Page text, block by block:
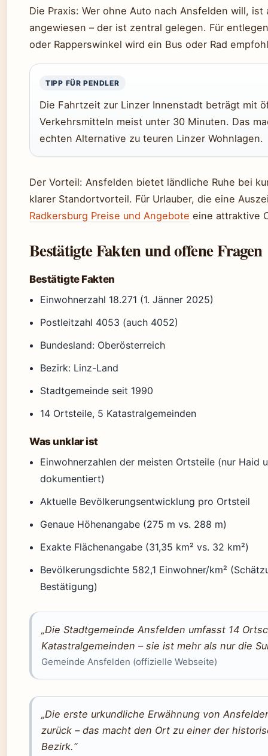
Die Praxis: Wer ohne Auto nach Ansfelden will, ist
angewiesen – der ist zentral gelegen. Für
oder Rapperswinkel wird ein Bus oder Rad
TIPP FÜR PENDLER
Die Fahrtzeit zur Linzer Innenstadt beträgt mit
Verkehrsmitteln meist unter 30 Minuten. Das
echten Alternative zu teuren Linzer Wohnlagen.
Der Vorteil: Ansfelden bietet ländliche Ruhe bei
klarer Standortvorteil. Für Urlauber, die eine
Radkersburg Preise und Angebote eine attraktive
Bestätigte Fakten und offene Fragen
Bestätigte Fakten
Einwohnerzahl 18.271 (1. Jänner 2025)
Postleitzahl 4053 (auch 4052)
Bundesland: Oberösterreich
Bezirk: Linz-Land
Stadtgemeinde seit 1990
14 Ortsteile, 5 Katastralgemeinden
Was unklar ist
Einwohnerzahlen der meisten Ortsteile (nur Haid
dokumentiert)
Aktuelle Bevölkerungsentwicklung pro Ortsteil
Genaue Höhenangabe (275 m vs. 288 m)
Exakte Flächenangabe (31,35 km² vs. 32 km²)
Bevölkerungsdichte 582,1 Einwohner/km²
Bestätigung)
„Die Stadtgemeinde Ansfelden umfasst 14
Katastralgemeinden – sie ist mehr als nur die
Gemeinde Ansfelden (offizielle Webseite)
„Die erste urkundliche Erwähnung von
zurück – das macht den Ort zu einer der
Bezirk.“